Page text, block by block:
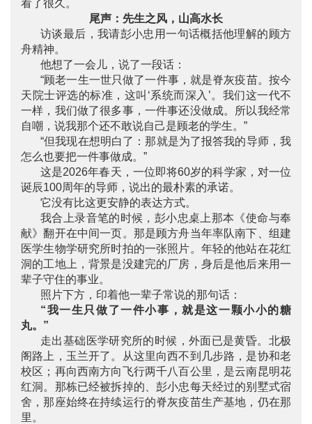
看了很久。
尾声：先生之风，山高水长
访谈最后，我请彭小忠用一句话概括他理解的顾方
舟精神。
他想了一会儿，说了一段话：
“顾老一生一世只做了一件事，就是脊灰疫苗。按今
天院士评选的标准，这叫‘系统而深入’。我们这一代不
一样，我们做了很多事，一件事还没做成。所以我经常
自嘲，说我那个还不敢说自己是顾老的学生。”
“但我现在想明白了：那就是为了报答我的导师，我
怎么也要把一件事做成。”
这是2026年春天，一位即将60岁的科学家，对一位
诞辰100周年的导师，说出的最朴素的承诺。
它没有比这更安静的表达方式。
我合上录音笔的时候，彭小忠桌上那本《使命与奉
献》翻开在中间一页。那是顾方舟当年率队南下、组建
医学生物学研究所时拍的一张照片。年轻的他站在花红
洞的工地上，背景是没建完的厂房，身后是他后来用一
辈子守住的事业。
照片下方，印着他一辈子常说的那句话：
“我一生只做了一件小事，就是这一颗小小的糖
丸。”
走出基础医学研究所的时候，外面已是黄昏。北极
阁路上，玉兰开了。从这里向西不到几步路，是协和老
校区；再向西南方向飞行两千八百公里，是云南昆明花
红洞。那栋已经被拆掉的、彭小忠每天经过的别墅式宿
舍，那座始终在持续运行的脊灰疫苗生产基地，仍在那
里。